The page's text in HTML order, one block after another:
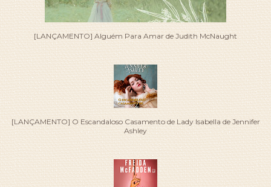
[LANÇAMENTO] Alguém Para Amar de Judith McNaught
[LANÇAMENTO] O Escandaloso Casamento de Lady Isabella de Jennifer
Ashley